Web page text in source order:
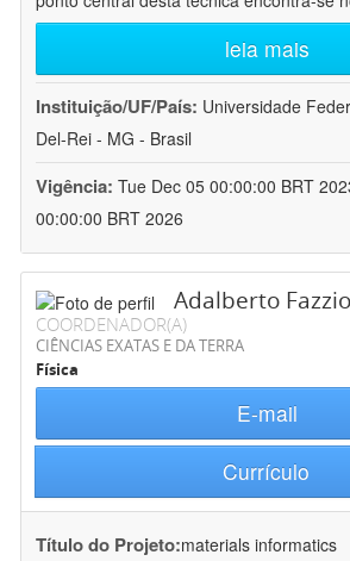
leia mais
Instituição/UF/País: Universidade
Del-Rei - MG - Brasil
Vigência: Tue Dec 05 00:00:00 BRT
00:00:00 BRT 2026
Adalberto Fazzio
COORDENADOR(A)
CIÊNCIAS EXATAS E DA TERRA
Física
E-mail
Currículo
Título do Projeto:materials informatics